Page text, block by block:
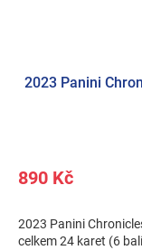
2023 Panini
890 Kč
2023 Panini
celkem 24 karet (6